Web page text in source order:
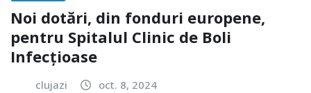
Noi dotări, din fonduri europene,
pentru Spitalul Clinic de Boli
Infecțioase
clujazi oct. 8, 2024